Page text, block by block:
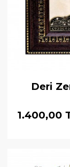
Deri
1.400,00